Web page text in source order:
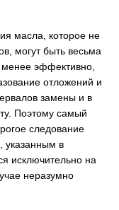
масла, которое не
могут быть весьма
эффективно,
отложений и
замены и в
Поэтому самый
следование
указанным в
исключительно на
неразумно